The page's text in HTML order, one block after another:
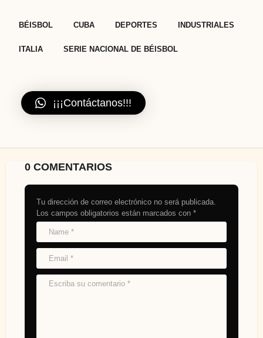
BÉISBOL CUBA DEPORTES INDUSTRIALES
ITALIA SERIE NACIONAL DE BÉISBOL
¡¡¡Contáctanos!!!
0 COMENTARIOS
Tu dirección de correo electrónico no será publicada.
Los campos obligatorios están marcados con *